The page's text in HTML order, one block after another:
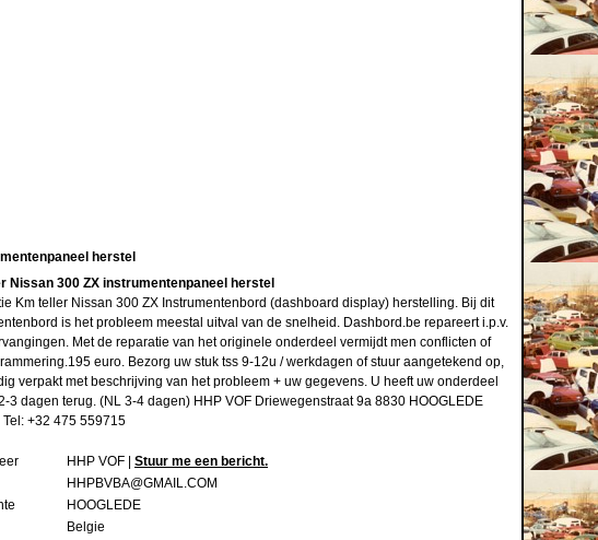
herstel
Nissan 300 ZX instrumentenpaneel herstel
Km teller Nissan 300 ZX Instrumentenbord (dashboard display) herstelling. Bij dit
is het probleem meestal uitval van de snelheid. Dashbord.be repareert i.p.v.
Met de reparatie van het originele onderdeel vermijdt men conflicten of
euro. Bezorg uw stuk tss 9-12u / werkdagen of stuur aangetekend op,
verpakt met beschrijving van het probleem + uw gegevens. U heeft uw onderdeel
3 dagen terug. (NL 3-4 dagen) HHP VOF Driewegenstraat 9a 8830 HOOGLEDE
+32 475 559715
HHP VOF | Stuur me een bericht.
HHPBVBA@GMAIL.COM
HOOGLEDE
Belgie